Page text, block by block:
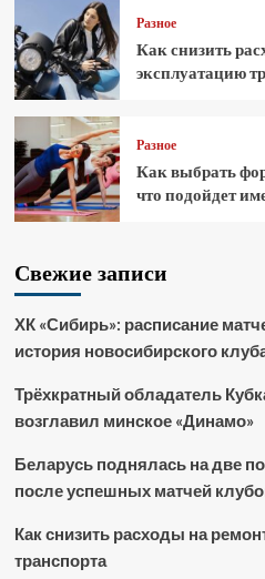
Разное
Как снизить
эксплуатацию
Разное
Как выбрать
что подойдет
Свежие записи
ХК «Сибирь»: расписание
история новосибирского
Трёхкратный обладатель
возглавил минское «Динамо»
Беларусь поднялась на две
после успешных матчей
Как снизить расходы на
транспорта